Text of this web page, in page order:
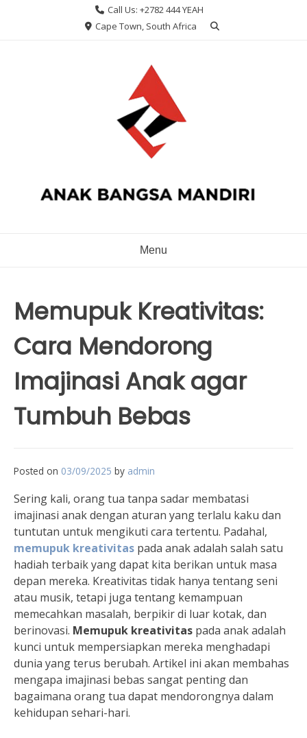
Call Us: +2782 444 YEAH
Cape Town, South Africa
Menu
Memupuk Kreativitas:
Cara Mendorong
Imajinasi Anak agar
Tumbuh Bebas
Posted on 03/09/2025 by admin
Sering kali, orang tua tanpa sadar membatasi
imajinasi anak dengan aturan yang terlalu kaku dan
tuntutan untuk mengikuti cara tertentu. Padahal,
memupuk kreativitas pada anak adalah salah satu
hadiah terbaik yang dapat kita berikan untuk masa
depan mereka. Kreativitas tidak hanya tentang seni
atau musik, tetapi juga tentang kemampuan
memecahkan masalah, berpikir di luar kotak, dan
berinovasi. Memupuk kreativitas pada anak adalah
kunci untuk mempersiapkan mereka menghadapi
dunia yang terus berubah. Artikel ini akan membahas
mengapa imajinasi bebas sangat penting dan
bagaimana orang tua dapat mendorongnya dalam
kehidupan sehari-hari.